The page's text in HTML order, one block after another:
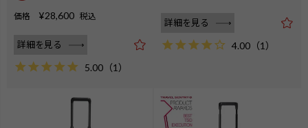
価格 ¥28,600 税込
詳細を見る
5.00 （1）
詳細を見る
4.00 （1）